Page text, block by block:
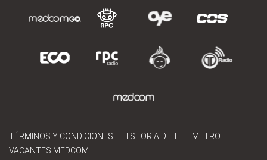
TÉRMINOS Y CONDICIONES
HISTORIA DE TELEMETRO
VACANTES MEDCOM